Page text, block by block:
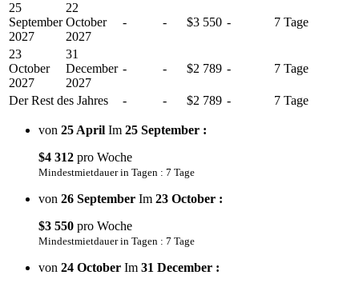
25
September
2027
22
October
2027
- - $3 550 - 7 Tage
23
October
2027
31
December
2027
- - $2 789 - 7 Tage
Der Rest des Jahres - - $2 789 - 7 Tage
von 25 April Im 25 September :
$4 312 pro Woche
Mindestmietdauer in Tagen : 7 Tage
von 26 September Im 23 October :
$3 550 pro Woche
Mindestmietdauer in Tagen : 7 Tage
von 24 October Im 31 December :